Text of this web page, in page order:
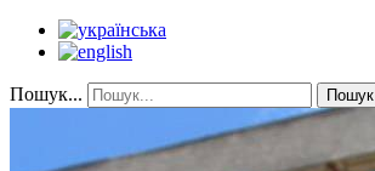
Пошук... Пошук